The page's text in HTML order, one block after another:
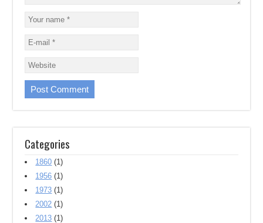
Categories
1860 (1)
1956 (1)
1973 (1)
2002 (1)
2013 (1)